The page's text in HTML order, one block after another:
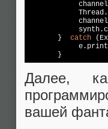
       }
catch
Далее,
вашей